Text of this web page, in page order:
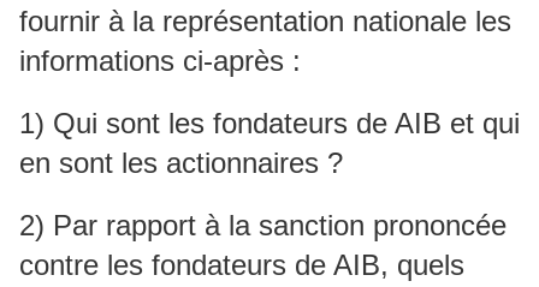
fournir à la représentation nationale les
informations ci-après :
1) Qui sont les fondateurs de AIB et qui
en sont les actionnaires ?
2) Par rapport à la sanction prononcée
contre les fondateurs de AIB, quels